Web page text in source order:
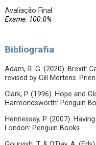
Avaliação Final
Exame: 100.0%
Bibliografia
Adam, R. G. (2020). Brexit:
revised by Gill Mertens.
Clark, P. (1996). Hope and
Harmondsworth: Penguin
Hennessey, P. (2007).
London: Penguin